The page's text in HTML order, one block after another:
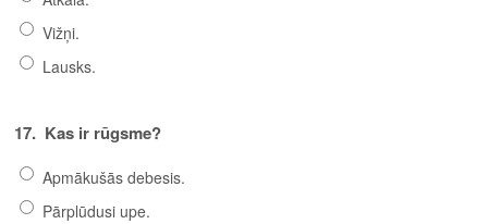
Vižņi.
Lausks.
17. Kas ir rūgsme?
Apmākušās debesis.
Pārplūdusi upe.